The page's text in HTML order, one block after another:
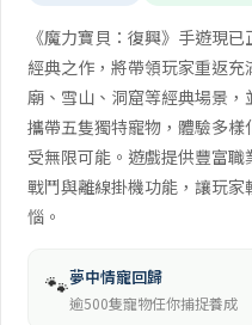
《魔力寶貝：復興》手遊現
經典之作，將帶領玩家重返
廟、雪山、洞窟等經典場景
攜帶五隻獨特寵物，體驗多
受無限可能。遊戲提供豐富
戰鬥與離線掛機功能，讓玩
惱。
🐾夢中情寵回歸
逾500隻寵物任你捕捉養成